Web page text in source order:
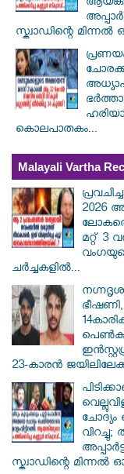
ആയങ്കി
സ്ക്വാഡിന്റെ മിന്നൽ
കൊലപാതകം...
Malayali Vartha
2026
മറ്റ് 3
ചർച്ചകളിൽ...
23-കാരൻ
വിറച്ചു;
സ്ക്വാഡിന്റെ മിന്നൽ